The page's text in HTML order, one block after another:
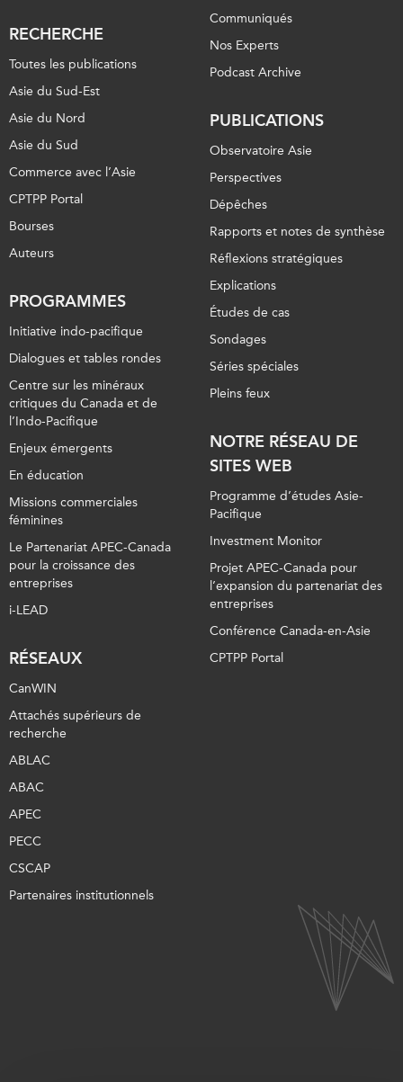
RECHERCHE
Toutes les publications
Asie du Sud-Est
Asie du Nord
Asie du Sud
Commerce avec l’Asie
CPTPP Portal
Bourses
Auteurs
PROGRAMMES
Initiative indo-pacifique
Dialogues et tables rondes
Centre sur les minéraux
critiques du Canada et de
l’Indo-Pacifique
Enjeux émergents
En éducation
Missions commerciales
féminines
Le Partenariat APEC-Canada
pour la croissance des
entreprises
i-LEAD
RÉSEAUX
CanWIN
Attachés supérieurs de
recherche
ABLAC
ABAC
APEC
PECC
CSCAP
Partenaires institutionnels
Communiqués
Nos Experts
Podcast Archive
PUBLICATIONS
Observatoire Asie
Perspectives
Dépêches
Rapports et notes de synthèse
Réflexions stratégiques
Explications
Études de cas
Sondages
Séries spéciales
Pleins feux
NOTRE RÉSEAU DE
SITES WEB
Programme d’études Asie-
Pacifique
Investment Monitor
Projet APEC-Canada pour
l’expansion du partenariat des
entreprises
Conférence Canada-en-Asie
CPTPP Portal